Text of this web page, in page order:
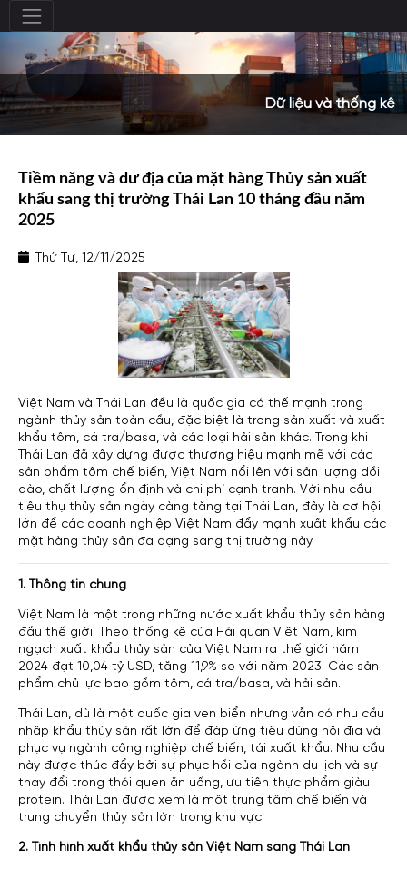
Dữ liệu và thống kê
Tiềm năng và dư địa của mặt hàng Thủy sản xuất
khẩu sang thị trường Thái Lan 10 tháng đầu năm
2025
Thứ Tư, 12/11/2025
Việt Nam và Thái Lan đều là quốc gia có thế mạnh trong
ngành thủy sản toàn cầu, đặc biệt là trong sản xuất và xuất
khẩu tôm, cá tra/basa, và các loại hải sản khác. Trong khi
Thái Lan đã xây dựng được thương hiệu mạnh mẽ với các
sản phẩm tôm chế biến, Việt Nam nổi lên với sản lượng dồi
dào, chất lượng ổn định và chi phí cạnh tranh. Với nhu cầu
tiêu thụ thủy sản ngày càng tăng tại Thái Lan, đây là cơ hội
lớn để các doanh nghiệp Việt Nam đẩy mạnh xuất khẩu các
mặt hàng thủy sản đa dạng sang thị trường này.
1. Thông tin chung
Việt Nam là một trong những nước xuất khẩu thủy sản hàng
đầu thế giới. Theo thống kê của Hải quan Việt Nam, kim
ngạch xuất khẩu thủy sản của Việt Nam ra thế giới năm
2024 đạt 10,04 tỷ USD, tăng 11,9% so với năm 2023. Các sản
phẩm chủ lực bao gồm tôm, cá tra/basa, và hải sản.
Thái Lan, dù là một quốc gia ven biển nhưng vẫn có nhu cầu
nhập khẩu thủy sản rất lớn để đáp ứng tiêu dùng nội địa và
phục vụ ngành công nghiệp chế biến, tái xuất khẩu. Nhu cầu
này được thúc đẩy bởi sự phục hồi của ngành du lịch và sự
thay đổi trong thói quen ăn uống, ưu tiên thực phẩm giàu
protein. Thái Lan được xem là một trung tâm chế biến và
trung chuyển thủy sản lớn trong khu vực.
2. Tình hình xuất khẩu thủy sản Việt Nam sang Thái Lan